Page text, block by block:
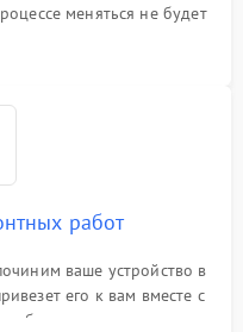
меняться не будет
работ
ваше устройство в
его к вам вместе с
бесплатно